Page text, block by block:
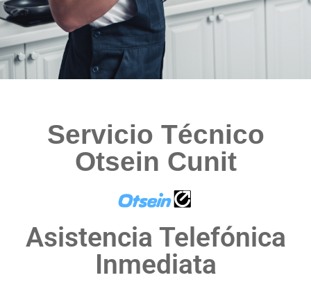
Servicio Técnico
Otsein Cunit
Asistencia Telefónica
Inmediata